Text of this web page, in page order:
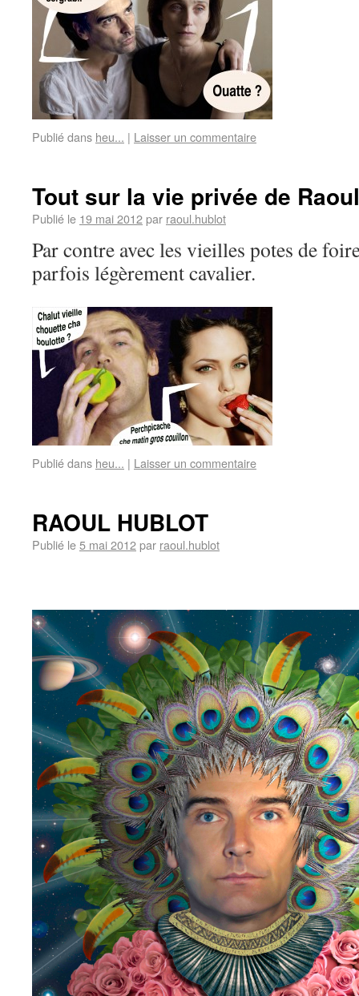
Publié dans heu... | Laisser un commentaire
Tout sur la vie privée de
Publié le 19 mai 2012par raoul.hublot
Par contre avec les vieilles potes de
parfois légèrement cavalier.
Publié dans heu... | Laisser un commentaire
RAOUL HUBLOT
Publié le5 mai 2012par raoul.hublot